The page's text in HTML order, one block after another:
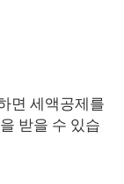
면 세액공제를
받을 수 있습